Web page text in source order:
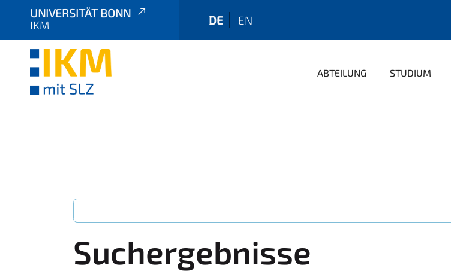
UNIVERSITÄT BONN
IKM
DE EN
ABTEILUNG STUDIUM
Suchergebnisse